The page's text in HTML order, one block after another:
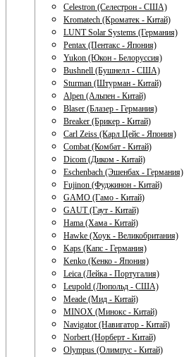
Celestron (Селестрон - США)
Kromatech (Кроматек - Китай)
LUNT Solar Systems (Германия)
Pentax (Пентакс - Япония)
Yukon (Юкон - Белоруссия)
Bushnell (Бушнелл - США)
Sturman (Штурман - Китай)
Alpen (Альпен - Китай)
Blaser (Блазер - Германия)
Breaker (Брикер - Китай)
Carl Zeiss (Карл Цейс - Япония)
Combat (Комбат - Китай)
Dicom (Диком - Китай)
Eschenbach (Эшенбах - Германия)
Fujinon (Фуджинон - Китай)
GAMO (Гамо - Китай)
GAUT (Гаут - Китай)
Hama (Хама - Китай)
Hawke (Хоук - Великобритания)
Kaps (Капс - Германия)
Kenko (Кенко - Япония)
Leica (Лейка - Португалия)
Leupold (Люпольд - США)
Meade (Мид - Китай)
MINOX (Минокс - Китай)
Navigator (Навигатор - Китай)
Norbert (Норберт - Китай)
Olympus (Олимпус - Китай)